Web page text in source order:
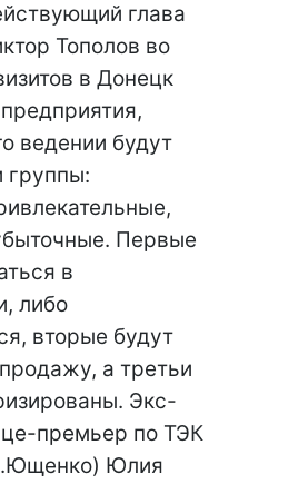
глава
Тополов во
в Донецк
ведении будут
группы:
Первые
в
либо
вторые будут
а третьи
Экс-
премьер по ТЭК
Юлия